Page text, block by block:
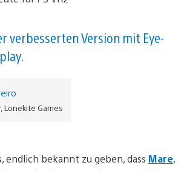
verbesserten Version mit Eye-
Lonekite Games
endlich bekannt zu geben, dass Mare,